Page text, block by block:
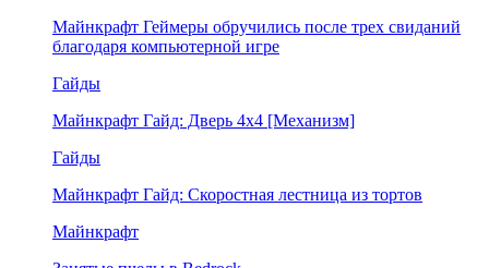
Майнкрафт Геймеры обручились после трех свиданий
благодаря компьютерной игре
Гайды
Майнкрафт Гайд: Дверь 4х4 [Механизм]
Гайды
Майнкрафт Гайд: Скоростная лестница из тортов
Майнкрафт